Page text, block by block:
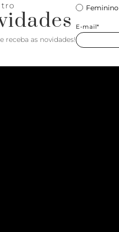
receba as novidades!
Feminino
E-mail*